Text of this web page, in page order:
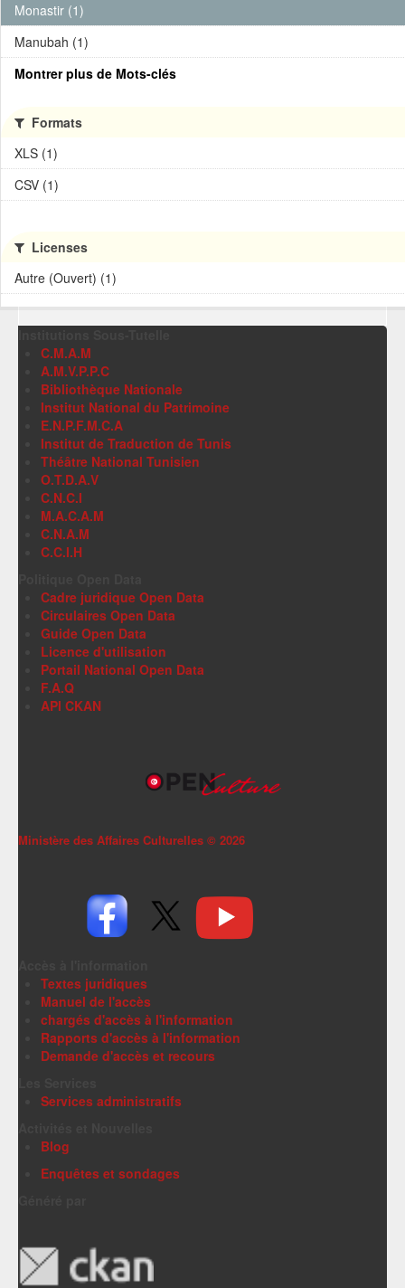
Monastir (1)
Manubah (1)
Montrer plus de Mots-clés
Formats
XLS (1)
CSV (1)
Licenses
Autre (Ouvert) (1)
C.M.A.M
A.M.V.P.P.C
Bibliothèque Nationale
Institut National du Patrimoine
E.N.P.F.M.C.A
Institut de Traduction de Tunis
Théâtre National Tunisien
O.T.D.A.V
C.N.C.I
M.A.C.A.M
C.N.A.M
C.C.I.H
Cadre juridique Open Data
Circulaires Open Data
Guide Open Data
Licence d'utilisation
Portail National Open Data
F.A.Q
API CKAN
Ministère des Affaires Culturelles © 2026
Textes juridiques
Manuel de l'accès
chargés d'accès à l'information
Rapports d'accès à l'information
Demande d'accès et recours
Services administratifs
Blog
Enquêtes et sondages